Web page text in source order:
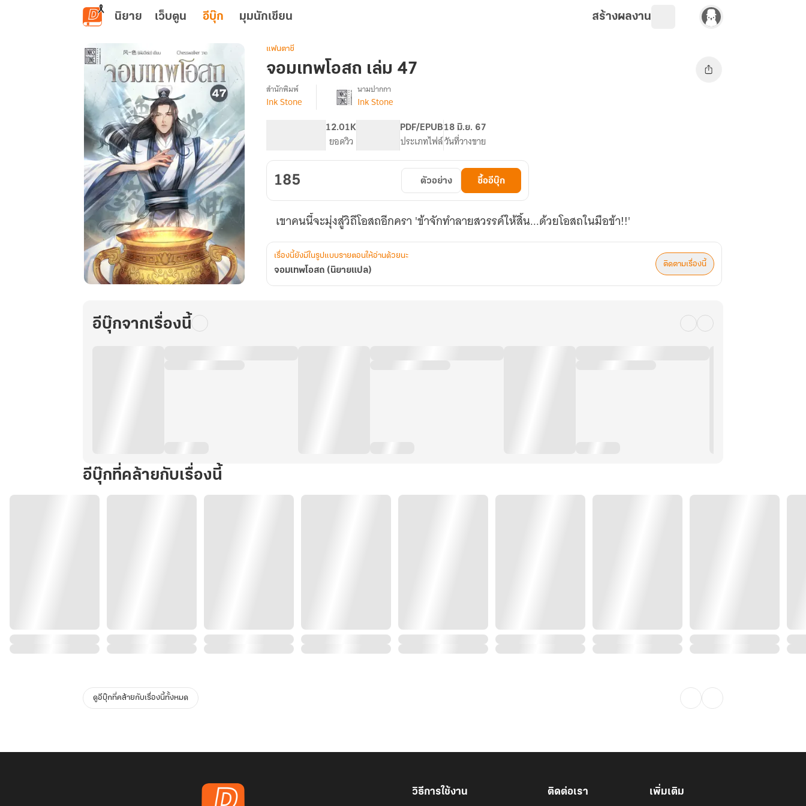
ข้ามไปยังเนื้อหาหลัก
นิยาย เว็บตูน อีบุ๊ก มุมนักเขียน สร้างผลงาน
โอสถ
แฟนตาซี
จอมเทพโอสถ เล่ม 47
เรื่อง
แปล)
สำนักพิมพ์
Ink Stone
นามปากกา
Ink Stone
12.01K
ยอดวิว
PDF/EPUB
ประเภทไฟล์
18 มิ.ย. 67
วันที่วางขาย
185 ตัวอย่าง ซื้ออีบุ๊ก
เขาคนนี้จะมุ่งสู่วิถีโอสถอีกครา 'ข้าจักทำลายสวรรค์ให้สิ้น...ด้วยโอสถในมือข้า!!'
เรื่องนี้ยังมีในรูปแบบรายตอนให้อ่านด้วยนะ
จอมเทพโอสถ (นิยายแปล)
ติดตามเรื่องนี้
อีบุ๊กจากเรื่องนี้
อีบุ๊กที่คล้ายกับเรื่องนี้
ดูอีบุ๊กที่คล้ายกับเรื่องนี้ทั้งหมด
วิธีการใช้งาน ติดต่อเรา เพิ่มเติม